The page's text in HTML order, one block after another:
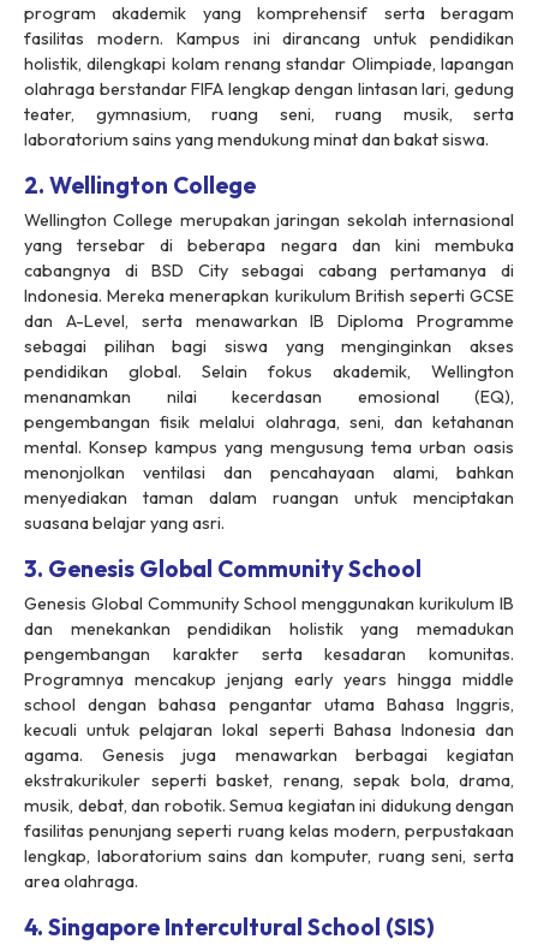
program akademik yang komprehensif serta beragam
fasilitas modern. Kampus ini dirancang untuk pendidikan
holistik, dilengkapi kolam renang standar Olimpiade, lapangan
olahraga berstandar FIFA lengkap dengan lintasan lari, gedung
teater, gymnasium, ruang seni, ruang musik, serta
laboratorium sains yang mendukung minat dan bakat siswa.
2. Wellington College
Wellington College merupakan jaringan sekolah internasional
yang tersebar di beberapa negara dan kini membuka
cabangnya di BSD City sebagai cabang pertamanya di
Indonesia. Mereka menerapkan kurikulum British seperti GCSE
dan A-Level, serta menawarkan IB Diploma Programme
sebagai pilihan bagi siswa yang menginginkan akses
pendidikan global. Selain fokus akademik, Wellington
menanamkan nilai kecerdasan emosional (EQ),
pengembangan fisik melalui olahraga, seni, dan ketahanan
mental. Konsep kampus yang mengusung tema urban oasis
menonjolkan ventilasi dan pencahayaan alami, bahkan
menyediakan taman dalam ruangan untuk menciptakan
suasana belajar yang asri.
3. Genesis Global Community School
Genesis Global Community School menggunakan kurikulum IB
dan menekankan pendidikan holistik yang memadukan
pengembangan karakter serta kesadaran komunitas.
Programnya mencakup jenjang early years hingga middle
school dengan bahasa pengantar utama Bahasa Inggris,
kecuali untuk pelajaran lokal seperti Bahasa Indonesia dan
agama. Genesis juga menawarkan berbagai kegiatan
ekstrakurikuler seperti basket, renang, sepak bola, drama,
musik, debat, dan robotik. Semua kegiatan ini didukung dengan
fasilitas penunjang seperti ruang kelas modern, perpustakaan
lengkap, laboratorium sains dan komputer, ruang seni, serta
area olahraga.
4. Singapore Intercultural School (SIS)